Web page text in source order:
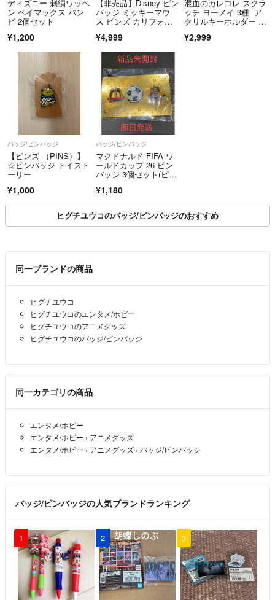
ディズニー 刺繍ワッペ
ン ベイマックス バン
ビ 2個セット
¥1,200
【非売品】Disney ピン
バッジ ミッキーマウ
ス ピンズ カリフォル
¥4,999
混血のカレコレ スクラ
ッチ ヨーメイ 3種 ア
クリルキーホルダー 缶
¥2,999
バッジ/ピンバッジ
【ピンズ （PINS）】
☆ピンバッジ トイスト
ーリー
¥1,000
バッジ/ピンバッジ
マクドナルド FIFA ワ
ールドカップ 26 ピン
バッジ 3個セット(ピン
¥1,180
ヒグチユウコのバッジ/ピンバッジのおすすめ
同一ブランドの商品
ヒグチユウコ
ヒグチユウコのエンタメ/ホビー
ヒグチユウコのアニメグッズ
ヒグチユウコのバッジ/ピンバッジ
同一カテゴリの商品
エンタメ/ホビー
エンタメ/ホビー › アニメグッズ
エンタメ/ホビー › アニメグッズ › バッジ/ピンバッジ
バッジ/ピンバッジの人気ブランドランキング
1 2 3